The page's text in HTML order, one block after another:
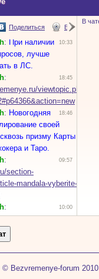
© Bezvremenye-forum 2010